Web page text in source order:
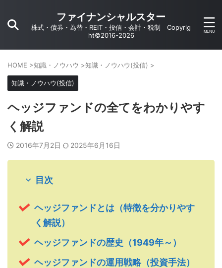
ファイナンシャルスター
株式・債券・為替・REIT・投信・会計・税制 Copyrig
ht©2016-2026
HOME >知識・ノウハウ >知識・ノウハウ(投信) >
知識・ノウハウ(投信)
ヘッジファンドの全てをわかりやす
く解説
2016年7月2日 2025年6月16日
目次
ヘッジファンドとは（特徴を分かりやす
く解説）
ヘッジファンドの歴史（1949年～）
ヘッジファンドの運用戦略（投資手法）